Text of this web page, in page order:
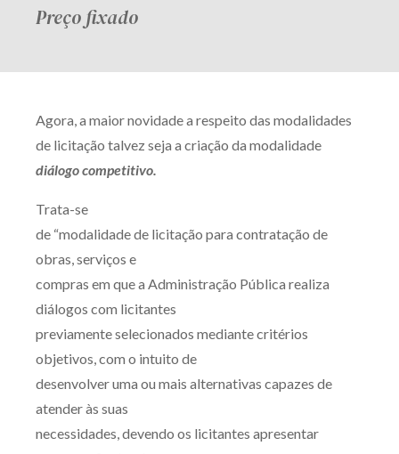
Preço fixado
Agora, a maior novidade a respeito das modalidades
de licitação talvez seja a criação da modalidade
diálogo competitivo.
Trata-se
de “modalidade de licitação para contratação de
obras, serviços e
compras em que a Administração Pública realiza
diálogos com licitantes
previamente selecionados mediante critérios
objetivos, com o intuito de
desenvolver uma ou mais alternativas capazes de
atender às suas
necessidades, devendo os licitantes apresentar